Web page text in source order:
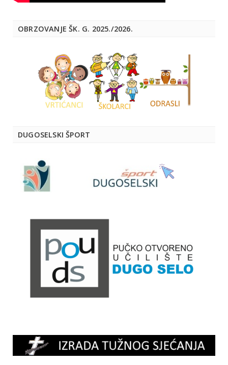
OBRZOVANJE ŠK. G. 2025./2026.
DUGOSELSKI ŠPORT